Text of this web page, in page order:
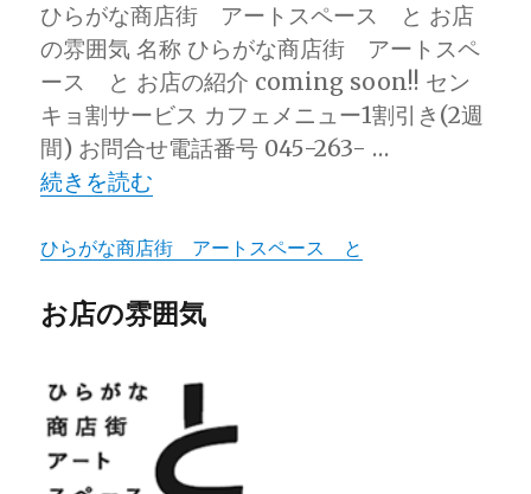
ひらがな商店街 アートスペース と お店
の雰囲気 名称 ひらがな商店街 アートスペ
ース と お店の紹介 coming soon!! セン
キョ割サービス カフェメニュー1割引き(2週
間) お問合せ電話番号 045-263- …
“ひらがな商店街 アートスペース 「と」” の
続きを読む
ひらがな商店街 アートスペース と
お店の雰囲気